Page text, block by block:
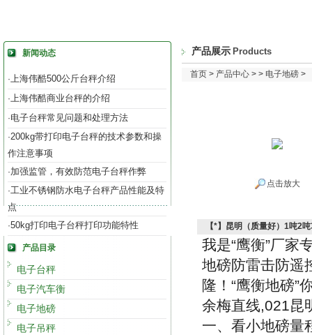
新闻动态
·上海伟酷500公斤台秤介绍
·上海伟酷商业台秤的介绍
·电子台秤常见问题和处理方法
·200kg带打印电子台秤的技术参数和操
作注意事项
·加强监管，有效防范电子台秤作弊
·工业不锈钢防水电子台秤产品性能及特
点
·50kg打印电子台秤打印功能特性
产品目录
电子台秤
电子汽车衡
电子地磅
电子吊秤
产品展示 Products
首页 > 产品中心 > > 电子地磅 >
点击放大
【*】昆明（质量好）1吨2
我是“鹰衡”厂家
地磅防雷击防遥
隆！ “鹰衡地磅”
余梅直线,021昆
一、看小地磅量